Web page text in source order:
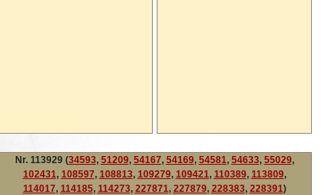
Nr. 113929 (34593, 51209, 54167, 54169, 54581, 54633, 55029,
102431, 108597, 108813, 109279, 109421, 110389, 113809,
114017, 114185, 114273, 227871, 227879, 228383, 228391)